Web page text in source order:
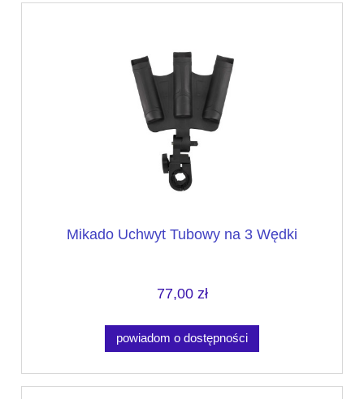
Mikado Uchwyt Tubowy na 3 Wędki
77,00 zł
powiadom o dostępności